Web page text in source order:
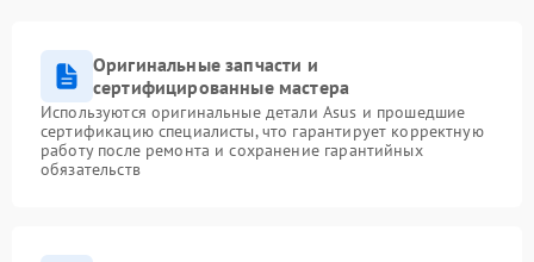
Оригинальные запчасти и
сертифицированные мастера
Используются оригинальные детали Asus и прошедшие
сертификацию специалисты, что гарантирует корректную
работу после ремонта и сохранение гарантийных
обязательств